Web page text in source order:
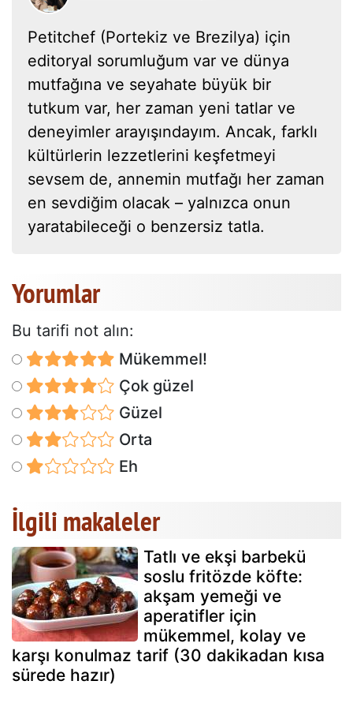
Petitchef (Portekiz ve Brezilya) için
editoryal sorumluğum var ve dünya
mutfağına ve seyahate büyük bir
tutkum var, her zaman yeni tatlar ve
deneyimler arayışındayım. Ancak, farklı
kültürlerin lezzetlerini keşfetmeyi
sevsem de, annemin mutfağı her zaman
en sevdiğim olacak – yalnızca onun
yaratabileceği o benzersiz tatla.
Yorumlar
Bu tarifi not alın:
Mükemmel!
Çok güzel
Güzel
Orta
Eh
İlgili makaleler
Tatlı ve ekşi barbekü
soslu fritözde köfte:
akşam yemeği ve
aperatifler için
mükemmel, kolay ve
karşı konulmaz tarif (30 dakikadan kısa
sürede hazır)